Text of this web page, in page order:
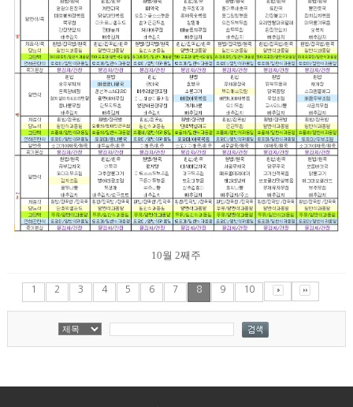
10월 2째주
1 2 3 4 5 6 7 8 9 10